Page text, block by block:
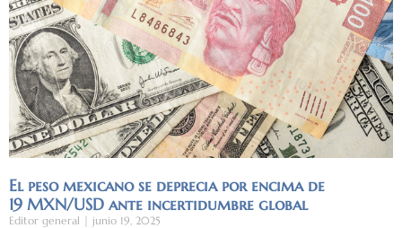
El peso mexicano se deprecia por encima de
19 MXN/USD ante incertidumbre global
Editor general junio 19, 2025